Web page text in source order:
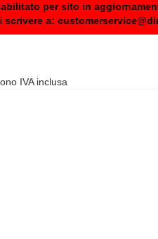
per sito in
scrivere a:
IVA inclusa